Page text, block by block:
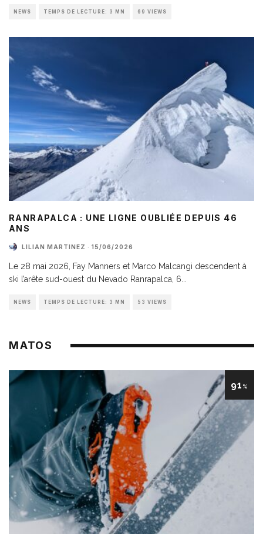
NEWS TEMPS DE LECTURE: 3 MN 69 VIEWS
RANRAPALCA : UNE LIGNE OUBLIÉE DEPUIS 46
ANS
LILIAN MARTINEZ · 15/06/2026
Le 28 mai 2026, Fay Manners et Marco Malcangi descendent à
ski l’arête sud-ouest du Nevado Ranrapalca, 6
NEWS TEMPS DE LECTURE: 3 MN 53 VIEWS
MATOS
91 %